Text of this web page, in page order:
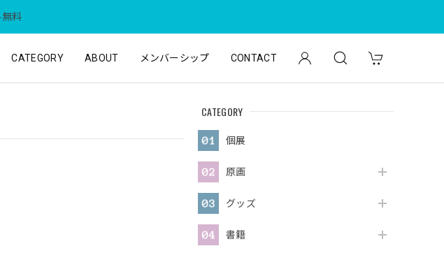
料
CATEGORY ABOUT メンバーシップ CONTACT
CATEGORY
個展
原画
グッズ
書籍